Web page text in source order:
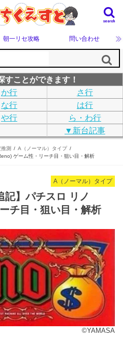
search
朝一リセ攻略 問い合わせ
すことができます！
か行
さ行
な行
は行
や行
ら・わ行
▼新台記事
測
A（ノーマル）タイプ
ゲーム性・リーチ目・狙い目・解析
A（ノーマル）タイプ
記】パチスロ リノ
チ目・狙い目・解析
©YAMASA